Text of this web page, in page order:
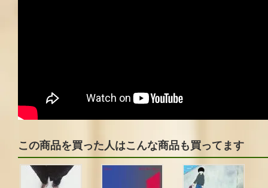
この商品を買った人はこんな商品も買ってます